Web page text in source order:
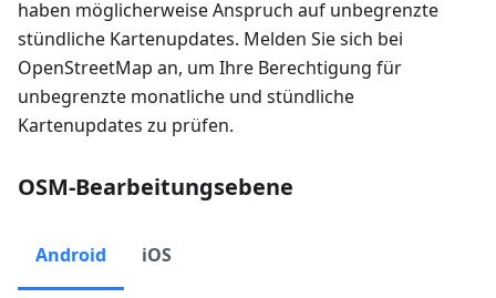
haben möglicherweise Anspruch auf unbegrenzte
stündliche Kartenupdates. Melden Sie sich bei
OpenStreetMap an, um Ihre Berechtigung für
unbegrenzte monatliche und stündliche
Kartenupdates zu prüfen.
OSM-Bearbeitungsebene
Android iOS